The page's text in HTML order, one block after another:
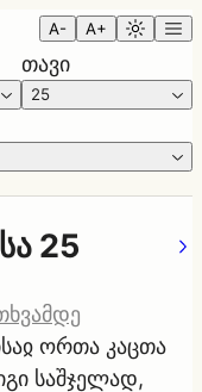
A- A+
თავი
25
25
ორთა კაცთა
საშჯელად,